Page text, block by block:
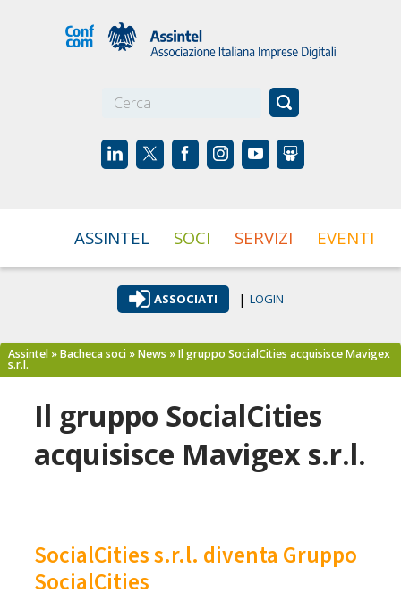
ASSINTEL SOCI SERVIZI EVENTI
ASSOCIATI | LOGIN
Assintel »Bacheca soci »News » Il gruppo SocialCities acquisisce Mavigex
s.r.l.
Il gruppo SocialCities
acquisisce Mavigex s.r.l.
SocialCities s.r.l. diventa Gruppo
SocialCities